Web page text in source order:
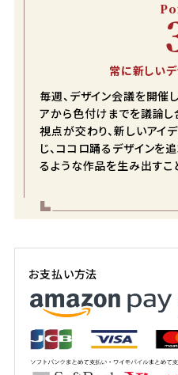
常に新しい
毎週、デザイン会議を開催
アから色付けまでを議論し
視点が交わり、新しいアイ
じ、ココロ踊るデザインを
るような作品を生み出すこ
お支払い方法